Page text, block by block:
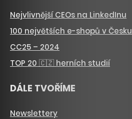
Nejvlivnější CEOs na LinkedInu
100 největších e-shopů v Česku
CC25 – 2024
TOP 20 🇨🇿 herních studií
DÁLE TVOŘÍME
Newslettery